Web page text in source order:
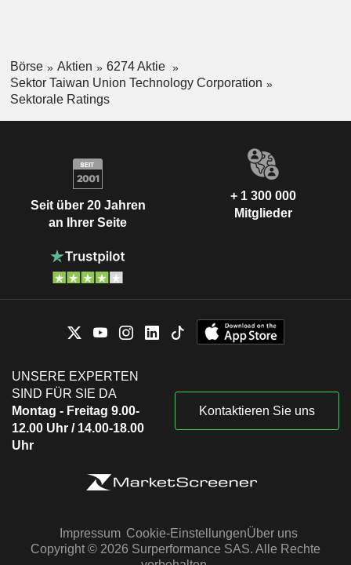
Börse Aktien
6274 Aktie
Sektor Taiwan Union Technology Corporation
Sektorale Ratings
Seit über 20 Jahren
an Ihrer Seite
+ 1 300 000
Mitglieder
UNSERE EXPERTEN
SIND FÜR SIE DA
Montag - Freitag 9.00-
12.00 Uhr / 14.00-18.00
Uhr
Kontaktieren Sie uns
Impressum Cookie-EinstellungenÜber uns
Copyright © 2026 Surperformance SAS. Alle Rechte